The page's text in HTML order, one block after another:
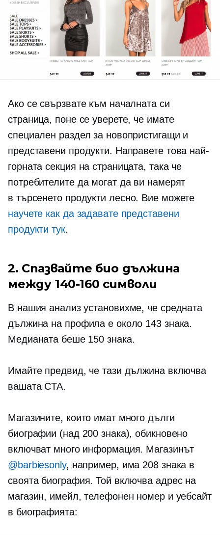
Ако се свързвате към началната си
страница, поне се уверете, че имате
специален раздел за новопристигащи и
представени продукти. Направете това най-
горната секция на страницата, така че
потребителите да могат да ви намерят
в търсенетопродукти лесно. Вие можете
научете как да задавате представени
продукти тук.
2. Спазвайте био дължина
между 140-160 символи
В нашия анализ установихме, че средната
дължина на профила е около 143 знака.
Медианата беше 150 знака.
Имайте предвид, че тази дължина включва
вашата CTA.
Магазините, които имат много дълги
биографии (над 200 знака), обикновено
включват много информация. Магазинът
@barbiesonly, например, има 208 знака в
своята биография. Той включва адрес на
магазин, имейл, телефонен номер и уебсайт
в биографията: